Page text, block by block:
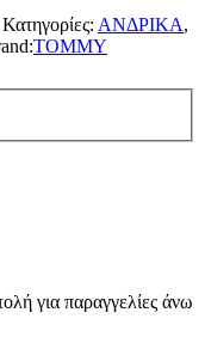
Κατηγορίες: ΑΝΔΡΙΚΑ,
TOMMY
για παραγγελίες άνω